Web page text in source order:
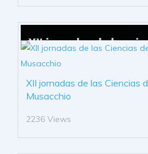
XII jornadas de las Ciencias
Musacchio
2236 Views